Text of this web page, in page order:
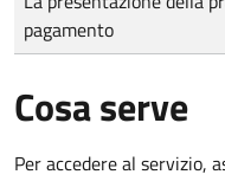
pagamento
Cosa serve
Per accedere al servizio,